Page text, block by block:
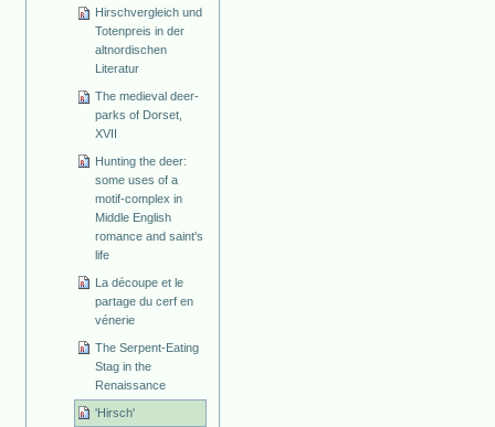
Hirschvergleich und
Totenpreis in der
altnordischen
Literatur
The medieval deer-
parks of Dorset,
XVII
Hunting the deer:
some uses of a
motif-complex in
Middle English
romance and saint's
life
La découpe et le
partage du cerf en
vénerie
The Serpent-Eating
Stag in the
Renaissance
'Hirsch'